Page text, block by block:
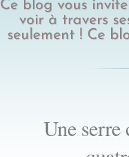
Ce blog vous
voir à travers
seulement ! Ce
Une serre